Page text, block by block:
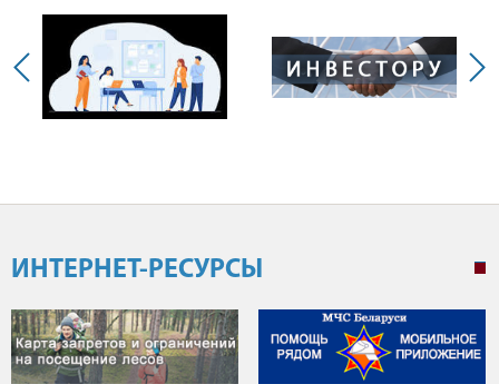
ИНТЕРНЕТ-РЕСУРСЫ